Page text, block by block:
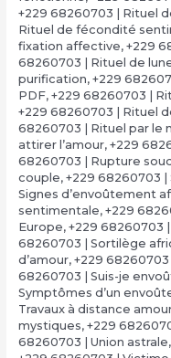
+229 68260703 | Rituel
Rituel de fécondité
fixation affective, +229
68260703 | Rituel de
purification, +229
PDF, +229 68260703 |
+229 68260703 | Rituel
68260703 | Rituel par le
attirer l’amour, +229
68260703 | Rupture
couple, +229 68260703 |
Signes d’envoûtement
sentimentale, +229
Europe, +229 68260703
68260703 | Sortilège
d’amour, +229
68260703 | Suis-je
Symptômes d’un
Travaux à distance
mystiques, +229
68260703 | Union astrale,